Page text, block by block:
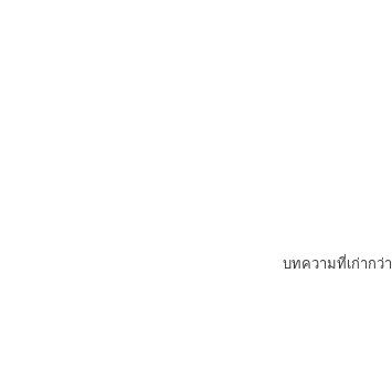
บทความที่เก่ากว่า